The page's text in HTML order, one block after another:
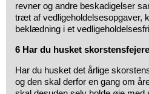
revner og andre beskadigelser
træt af vedligeholdelsesopgaver,
beklædning i et
6 Har du husket
Har du husket det årlige
og den skal derfor en gang om